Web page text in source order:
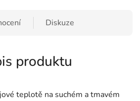
Diskuze
produktu
teplotě na suchém a tmavém